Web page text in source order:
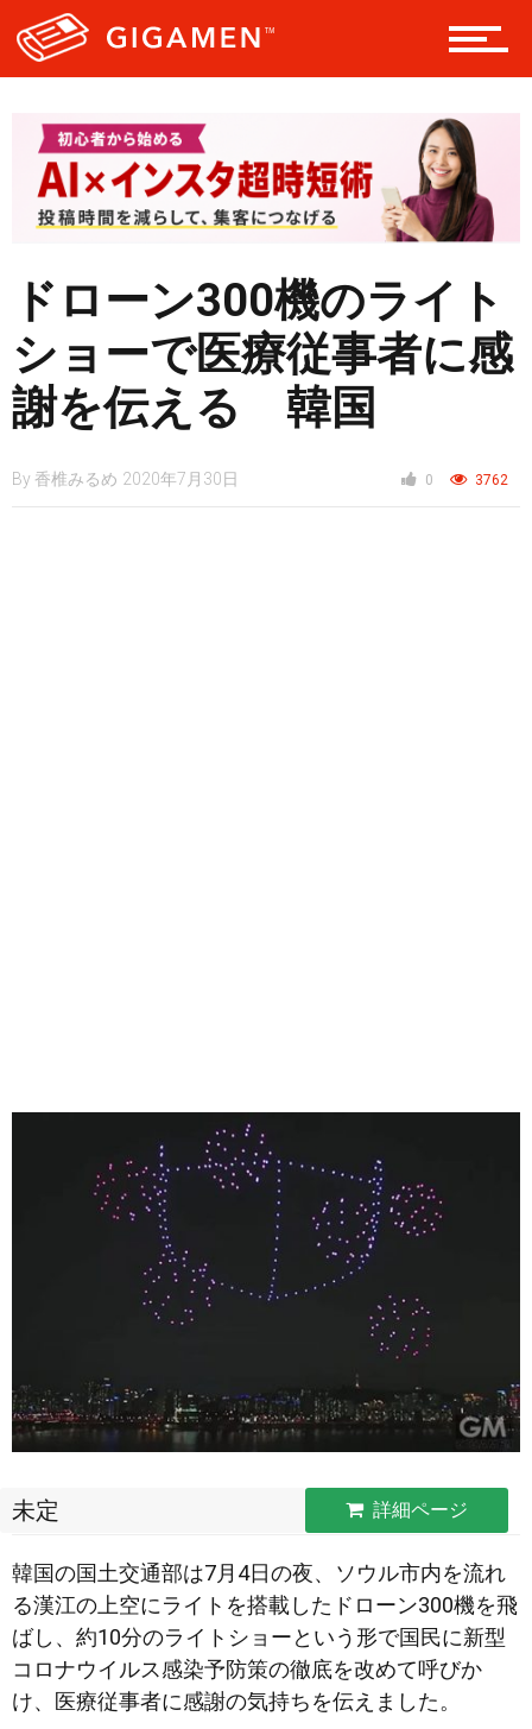
スタイル
仮想通貨
スマートフォン
ドローン300機のライト
ショーで医療従事者に感
謝を伝える 韓国
By 香椎みるめ 2020年7月30日 0 3762
未定 詳細ページ
韓国の国土交通部は7月4日の夜、ソウル市内を流れ
る漢江の上空にライトを搭載したドローン300機を飛
ばし、約10分のライトショーという形で国民に新型
コロナウイルス感染予防策の徹底を改めて呼びか
け、医療従事者に感謝の気持ちを伝えました。